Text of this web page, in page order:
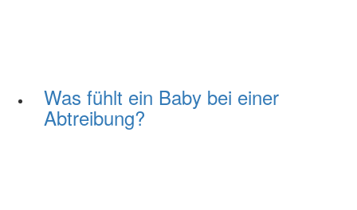
Was fühlt ein Baby bei einer
Abtreibung?